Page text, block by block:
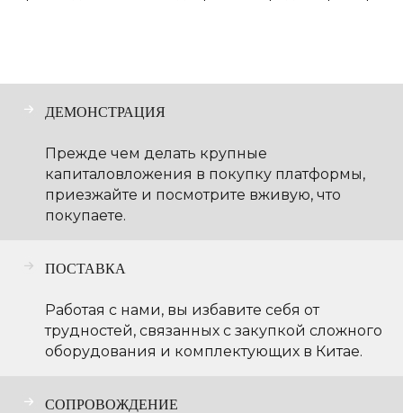
ДЕМОНСТРАЦИЯ
Прежде чем делать крупные
капиталовложения в покупку платформы,
приезжайте и посмотрите вживую, что
покупаете.
ПОСТАВКА
Работая с нами, вы избавите себя от
трудностей, связанных с закупкой сложного
оборудования и комплектующих в Китае.
СОПРОВОЖДЕНИЕ